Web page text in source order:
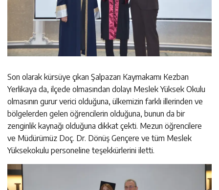
Son olarak kürsüye çıkan Şalpazarı Kaymakamı Kezban
Yerlikaya da, ilçede olmasından dolayı Meslek Yüksek Okulu
olmasının gurur verici olduğuna, ülkemizin farklı illerinden ve
bölgelerden gelen öğrencilerin olduğuna, bunun da bir
zenginlik kaynağı olduğuna dikkat çekti. Mezun öğrencilere
ve Müdürümüz Doç. Dr. Dönüş Gençere ve tüm Meslek
Yüksekokulu personeline teşekkürlerini iletti.